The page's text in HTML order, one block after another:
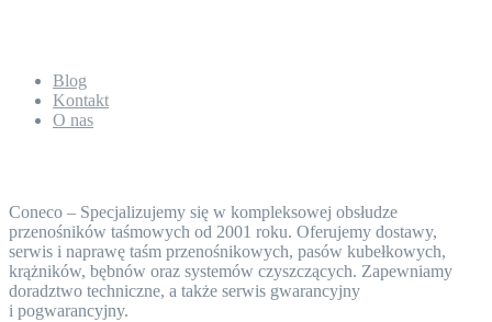
Blog
Kontakt
O nas
Coneco – Specjalizujemy się w kompleksowej obsłudze
przenośników taśmowych od 2001 roku. Oferujemy dostawy,
serwis i naprawę taśm przenośnikowych, pasów kubełkowych,
krążników, bębnów oraz systemów czyszczących. Zapewniamy
doradztwo techniczne, a także serwis gwarancyjny
i pogwarancyjny.